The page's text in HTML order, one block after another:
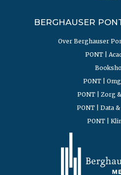
BERGHAUSER
Over Berghauser
PONT |
PONT |
PONT | Zorg
PONT | Data
PONT |